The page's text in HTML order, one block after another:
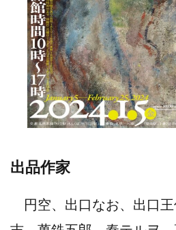
出品作家
円空、出口なお、出口